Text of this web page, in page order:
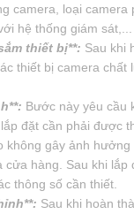
camera, loại camera
hệ thống giám sát,...
thiết bị**: Sau khi
thiết bị camera chất
Bước này yêu cầu
đặt cần phải được
không gây ảnh hưởng
hàng. Sau khi lắp
thông số cần thiết.
Sau khi hoàn